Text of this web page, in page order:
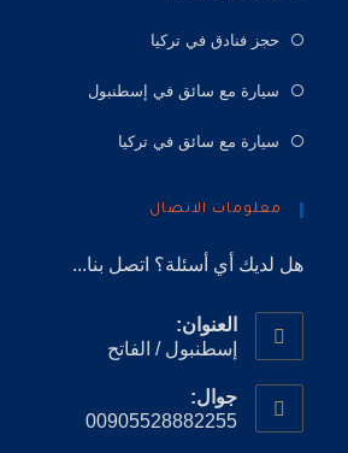
حجز فنادق في تركيا
سيارة مع سائق في إسطنبول
سيارة مع سائق في تركيا
معلومات الاتصال
هل لديك أي أسئلة؟ اتصل بنا...
العنوان:
إسطنبول / الفاتح
جوال:
00905528882255